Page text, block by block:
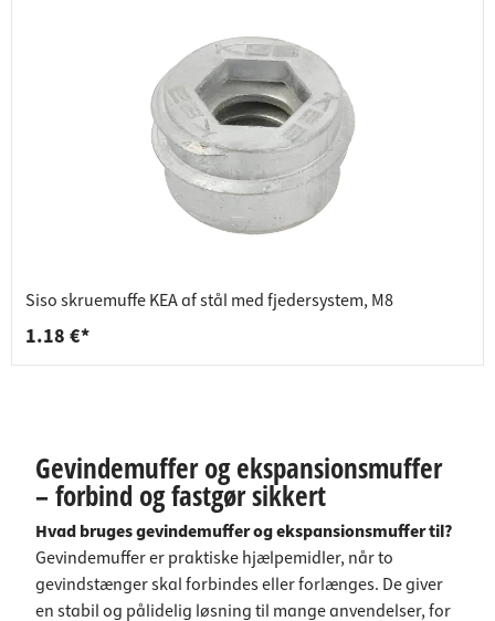
Siso skruemuffe KEA af stål med fjedersystem, M8
1.18 €*
Gevindemuffer og ekspansionsmuffer
– forbind og fastgør sikkert
Hvad bruges gevindemuffer og ekspansionsmuffer til?
Gevindemuffer er praktiske hjælpemidler, når to
gevindstænger skal forbindes eller forlænges. De giver
en stabil og pålidelig løsning til mange anvendelser, for